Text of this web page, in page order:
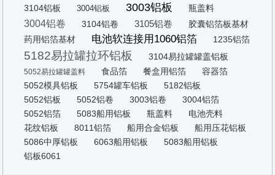
3104铝板 3004铝板 3003铝板 瓶盖料
3004铝卷 3104铝卷 3105铝卷
胶囊铝箔板基材
药用铝箔基材
电池软连接用1060铝箔 1235铝箔
5182易拉罐拉环铝板 3104易拉罐罐盖铝板
5052易拉罐罐盖料 食品箔 餐盒用铝箔
容器箔
5052模具铝板
5754罐车铝板
5182铝板
5052铝板
5052铝卷 3003铝卷
3004铝箔
5052铝箔
5083船用铝板 瓶盖料
电池壳料
花纹铝板
8011铝箔 船用合金铝板
船用压花铝板
5086中厚铝板
6063船用铝板
5083船用铝板
铝板6061